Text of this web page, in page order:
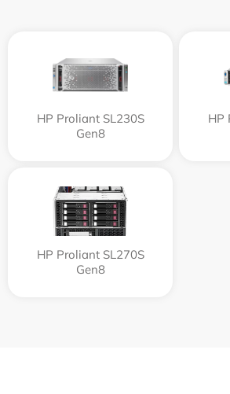
HP Proliant SL230S
Gen8
HP
HP Proliant SL270S
Gen8